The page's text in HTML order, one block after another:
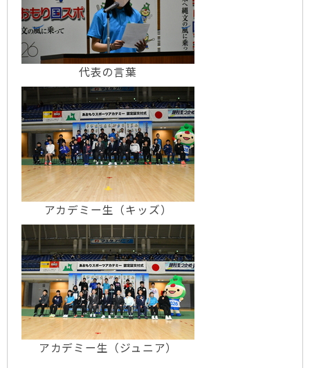
代表の言葉
アカデミー生（キッズ）
アカデミー生（ジュニア）